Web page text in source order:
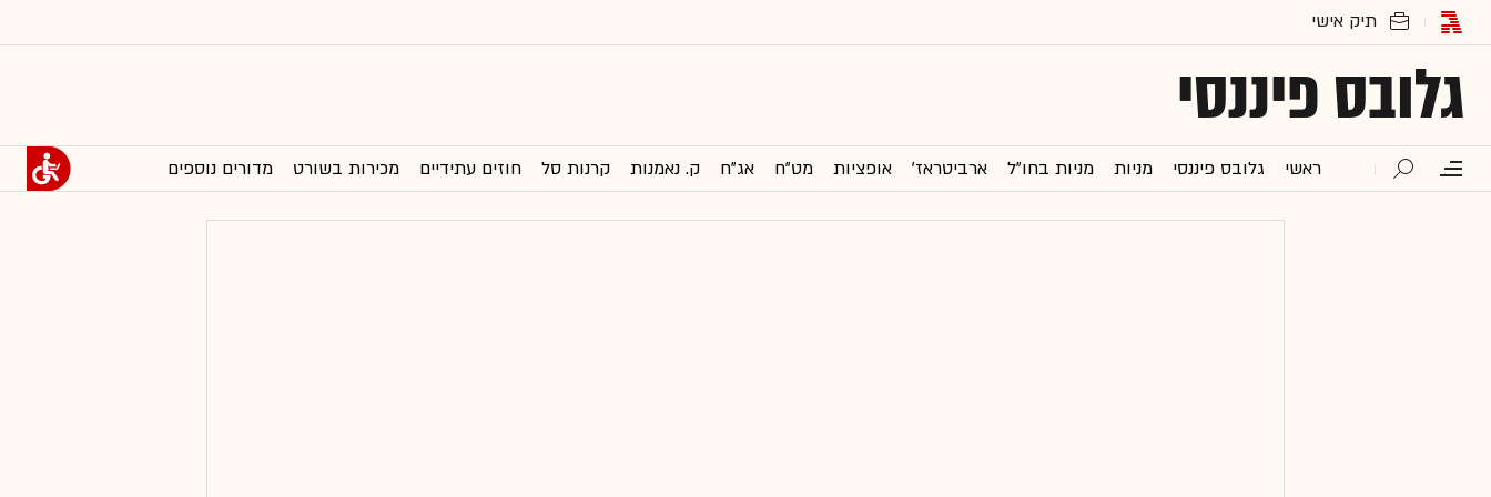
גלובס פיננסי
ראשי גלובס פיננסי מניות מניות בחו"ל ארביטראז' אופציות מט"ח אג"ח ק. נאמנות קרנות סל חוזים עתידיים מכירות בשורט מדורים נוספים